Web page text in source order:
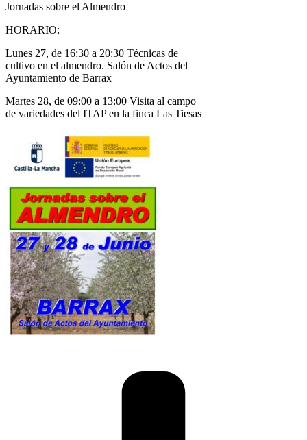
Jornadas sobre el Almendro
HORARIO:
Lunes 27, de 16:30 a 20:30 Técnicas de
cultivo en el almendro. Salón de Actos del
Ayuntamiento de Barrax
Martes 28, de 09:00 a 13:00 Visita al campo
de variedades del ITAP en la finca Las Tiesas